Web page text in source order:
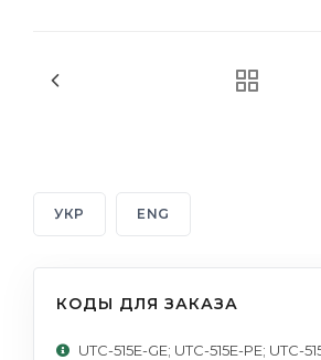
УКР ENG
КОДЫ ДЛЯ ЗАКАЗА
UTC-515E-GE; UTC-515E-PE; UTC-